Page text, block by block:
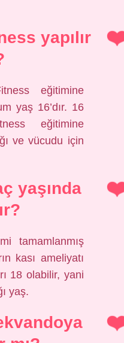
yapılır
eğitimine
yaş 16’dır. 16
eğitimine
ve vücudu için
yaşında
tamamlanmış
kası ameliyatı
18 olabilir, yani
yaş.